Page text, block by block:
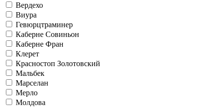
Вердехо
Виура
Гевюрцтраминер
Каберне Совиньон
Каберне Фран
Клерет
Красностоп Золотовский
Мальбек
Марселан
Мерло
Молдова